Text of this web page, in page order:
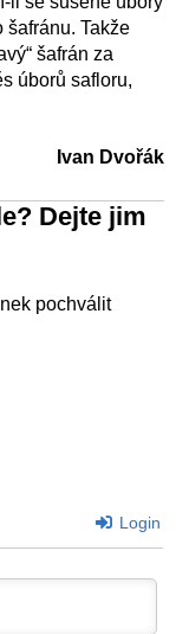
Takže
šafrán za
úborů safloru,
Ivan Dvořák
Dejte jim
pochválit
Login